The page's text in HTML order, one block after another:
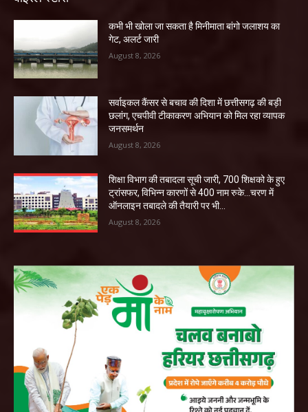
कभी भी खोला जा सकता है मिनीमाता बांगो जलाशय का
गेट, अलर्ट जारी
August 8, 2026
सर्वाइकल कैंसर से बचाव की दिशा में छत्तीसगढ़ की बड़ी
छलांग, एचपीवी टीकाकरण अभियान को मिल रहा व्यापक
जनसमर्थन
August 8, 2026
शिक्षा विभाग की तबादला सूची जारी, 700 शिक्षको के हुए
ट्रांसफर, विभिन्न कारणों से 400 नाम रुके…चरण में
ऑनलाइन तबादले की तैयारी पर भी...
August 8, 2026